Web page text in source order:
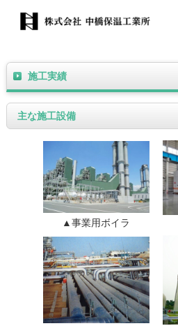
施工実績
主な施工設備
▲事業用ボイラ